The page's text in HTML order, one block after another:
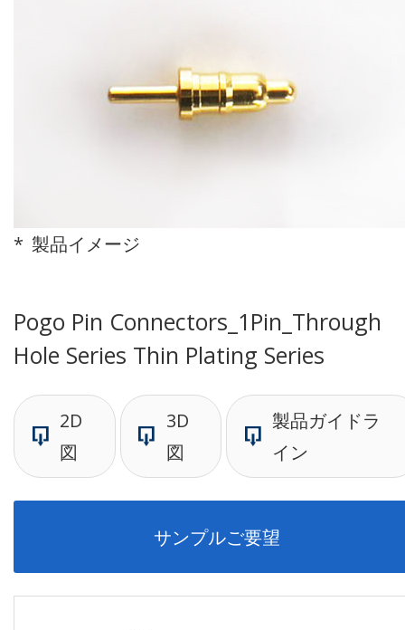
製品イメージ
Pogo Pin Connectors_1Pin_Through
Hole Series Thin Plating Series
2D
図
3D
図
製品ガイドラ
イン
サンプルご要望